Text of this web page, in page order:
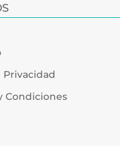
Privacidad
Condiciones